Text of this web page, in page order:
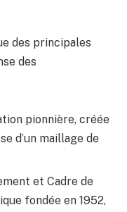
des principales
des
pionnière, créée
d’un maillage de
et Cadre de
fondée en 1952,